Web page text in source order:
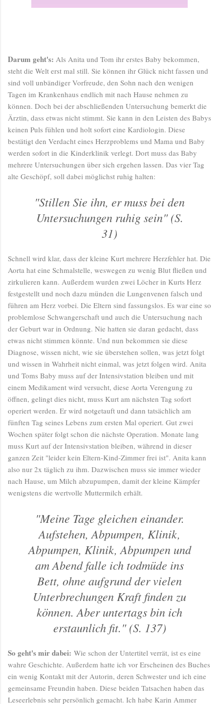
Darum geht's: Als Anita und Tom ihr erstes Baby bekommen,
steht die Welt erst mal still. Sie können ihr Glück nicht fassen und
sind voll unbändiger Vorfreude, den Sohn nach den wenigen
Tagen im Krankenhaus endlich mit nach Hause nehmen zu
können. Doch bei der abschließenden Untersuchung bemerkt die
Ärztin, dass etwas nicht stimmt. Sie kann in den Leisten des Babys
keinen Puls fühlen und holt sofort eine Kardiologin. Diese
bestätigt den Verdacht eines Herzproblems und Mama und Baby
werden sofort in die Kinderklinik verlegt. Dort muss das Baby
mehrere Untersuchungen über sich ergehen lassen. Das vier Tag
alte Geschöpf, soll dabei möglichst ruhig halten:
"Stillen Sie ihn, er muss bei den
Untersuchungen ruhig sein" (S.
31)
Schnell wird klar, dass der kleine Kurt mehrere Herzfehler hat. Die
Aorta hat eine Schmalstelle, weswegen zu wenig Blut fließen und
zirkulieren kann. Außerdem wurden zwei Löcher in Kurts Herz
festgestellt und noch dazu münden die Lungenvenen falsch und
führen am Herz vorbei. Die Eltern sind fassungslos. Es war eine so
problemlose Schwangerschaft und auch die Untersuchung nach
der Geburt war in Ordnung. Nie hatten sie daran gedacht, dass
etwas nicht stimmen könnte. Und nun bekommen sie diese
Diagnose, wissen nicht, wie sie überstehen sollen, was jetzt folgt
und wissen in Wahrheit nicht einmal, was jetzt folgen wird. Anita
und Toms Baby muss auf der Intensivstation bleiben und mit
einem Medikament wird versucht, diese Aorta Verengung zu
öffnen, gelingt dies nicht, muss Kurt am nächsten Tag sofort
operiert werden. Er wird notgetauft und dann tatsächlich am
fünften Tag seines Lebens zum ersten Mal operiert. Gut zwei
Wochen später folgt schon die nächste Operation. Monate lang
muss Kurt auf der Intensivstation bleiben, während in dieser
ganzen Zeit "leider kein Eltern-Kind-Zimmer frei ist". Anita kann
also nur 2x täglich zu ihm. Dazwischen muss sie immer wieder
nach Hause, um Milch abzupumpen, damit der kleine Kämpfer
wenigstens die wertvolle Muttermilch erhält.
"Meine Tage gleichen einander.
Aufstehen, Abpumpen, Klinik,
Abpumpen, Klinik, Abpumpen und
am Abend falle ich todmüde ins
Bett, ohne aufgrund der vielen
Unterbrechungen Kraft finden zu
können. Aber untertags bin ich
erstaunlich fit." (S. 137)
So geht's mir dabei: Wie schon der Untertitel verrät, ist es eine
wahre Geschichte. Außerdem hatte ich vor Erscheinen des Buches
ein wenig Kontakt mit der Autorin, deren Schwester und ich eine
gemeinsame Freundin haben. Diese beiden Tatsachen haben das
Leseerlebnis sehr persönlich gemacht. Ich habe Karin Ammer